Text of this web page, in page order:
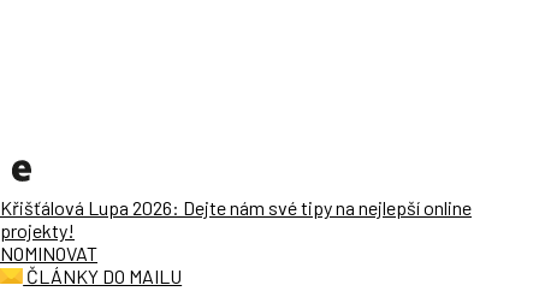
Křišťálová Lupa 2026: Dejte nám své tipy na nejlepší online
projekty!
NOMINOVAT
ČLÁNKY DO MAILU